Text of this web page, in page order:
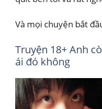
Và mọi chuyện bắt
Truyện 18+ Anh
ái đó không